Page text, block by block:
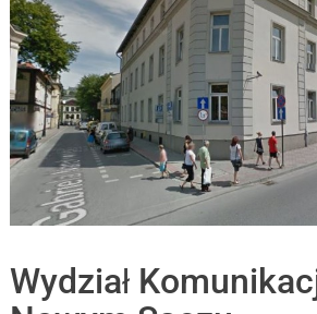
Wydział